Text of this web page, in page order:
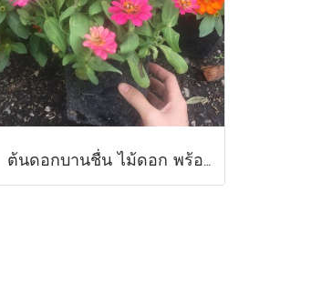
ต้นดอกบานชื่น ไม้ดอก พร้อมปลูกลงดินส่งพร้อมถุงขนาด6นิ้ว พร้อมส่ง